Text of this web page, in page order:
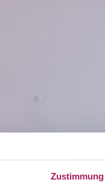
Zustimmung